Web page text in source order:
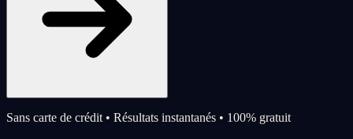
Sans carte de crédit • Résultats instantanés • 100% gratuit